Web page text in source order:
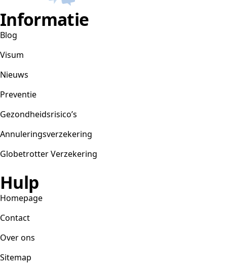
Informatie
Blog
Visum
Nieuws
Preventie
Gezondheidsrisico’s
Annuleringsverzekering
Globetrotter Verzekering
Hulp
Homepage
Contact
Over ons
Sitemap